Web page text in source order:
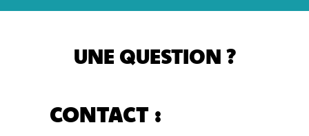
UNE QUESTION ?
CONTACT :